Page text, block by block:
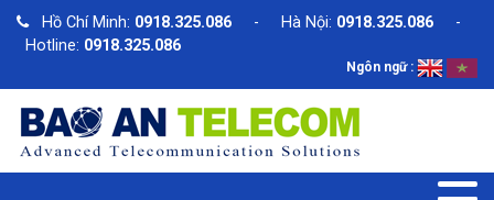
Hồ Chí Minh: 0918.325.086 - Hà Nội: 0918.325.086 -
Hotline: 0918.325.086
Ngôn ngữ :